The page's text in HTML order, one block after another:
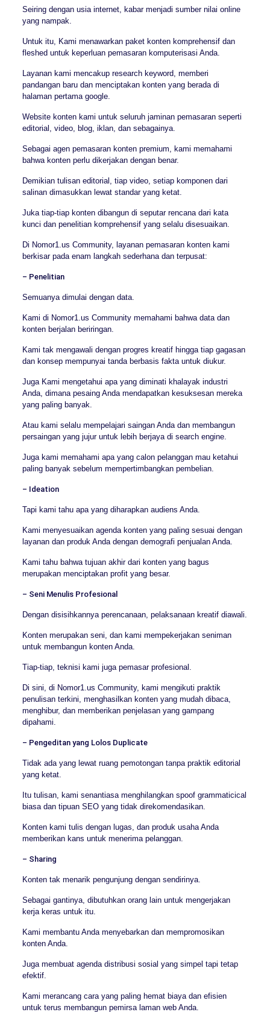
Seiring dengan usia internet, kabar menjadi sumber nilai online
yang nampak.
Untuk itu, Kami menawarkan paket konten komprehensif dan
fleshed untuk keperluan pemasaran komputerisasi Anda.
Layanan kami mencakup research keyword, memberi
pandangan baru dan menciptakan konten yang berada di
halaman pertama google.
Website konten kami untuk seluruh jaminan pemasaran seperti
editorial, video, blog, iklan, dan sebagainya.
Sebagai agen pemasaran konten premium, kami memahami
bahwa konten perlu dikerjakan dengan benar.
Demikian tulisan editorial, tiap video, setiap komponen dari
salinan dimasukkan lewat standar yang ketat.
Juka tiap-tiap konten dibangun di seputar rencana dari kata
kunci dan penelitian komprehensif yang selalu disesuaikan.
Di Nomor1.us Community, layanan pemasaran konten kami
berkisar pada enam langkah sederhana dan terpusat:
– Penelitian
Semuanya dimulai dengan data.
Kami di Nomor1.us Community memahami bahwa data dan
konten berjalan beriringan.
Kami tak mengawali dengan progres kreatif hingga tiap gagasan
dan konsep mempunyai tanda berbasis fakta untuk diukur.
Juga Kami mengetahui apa yang diminati khalayak industri
Anda, dimana pesaing Anda mendapatkan kesuksesan mereka
yang paling banyak.
Atau kami selalu mempelajari saingan Anda dan membangun
persaingan yang jujur untuk lebih berjaya di search engine.
Juga kami memahami apa yang calon pelanggan mau ketahui
paling banyak sebelum mempertimbangkan pembelian.
– Ideation
Tapi kami tahu apa yang diharapkan audiens Anda.
Kami menyesuaikan agenda konten yang paling sesuai dengan
layanan dan produk Anda dengan demografi penjualan Anda.
Kami tahu bahwa tujuan akhir dari konten yang bagus
merupakan menciptakan profit yang besar.
– Seni Menulis Profesional
Dengan disisihkannya perencanaan, pelaksanaan kreatif diawali.
Konten merupakan seni, dan kami mempekerjakan seniman
untuk membangun konten Anda.
Tiap-tiap, teknisi kami juga pemasar profesional.
Di sini, di Nomor1.us Community, kami mengikuti praktik
penulisan terkini, menghasilkan konten yang mudah dibaca,
menghibur, dan memberikan penjelasan yang gampang
dipahami.
– Pengeditan yang Lolos Duplicate
Tidak ada yang lewat ruang pemotongan tanpa praktik editorial
yang ketat.
Itu tulisan, kami senantiasa menghilangkan spoof grammaticical
biasa dan tipuan SEO yang tidak direkomendasikan.
Konten kami tulis dengan lugas, dan produk usaha Anda
memberikan kans untuk menerima pelanggan.
– Sharing
Konten tak menarik pengunjung dengan sendirinya.
Sebagai gantinya, dibutuhkan orang lain untuk mengerjakan
kerja keras untuk itu.
Kami membantu Anda menyebarkan dan mempromosikan
konten Anda.
Juga membuat agenda distribusi sosial yang simpel tapi tetap
efektif.
Kami merancang cara yang paling hemat biaya dan efisien
untuk terus membangun pemirsa laman web Anda.